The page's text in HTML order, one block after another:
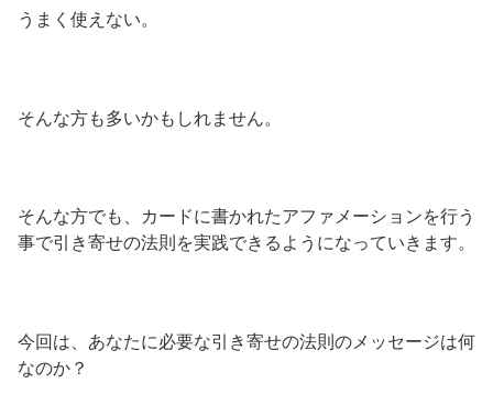
うまく使えない。
そんな方も多いかもしれません。
そんな方でも、カードに書かれたアファメーションを行う
事で引き寄せの法則を実践できるようになっていきます。
今回は、あなたに必要な引き寄せの法則のメッセージは何
なのか？